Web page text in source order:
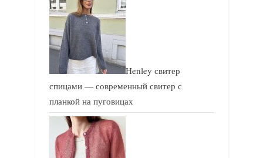
Henley свитер
спицами — современный свитер с
планкой на пуговицах